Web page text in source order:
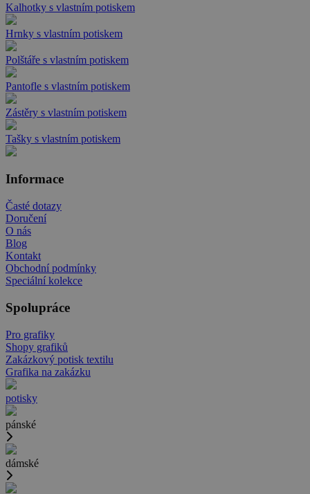
Kalhotky s vlastním potiskem
Hrnky s vlastním potiskem
Polštáře s vlastním potiskem
Pantofle s vlastním potiskem
Zástěry s vlastním potiskem
Tašky s vlastním potiskem
Informace
Časté dotazy
Doručení
O nás
Blog
Kontakt
Obchodní podmínky
Speciální kolekce
Spolupráce
Pro grafiky
Shopy grafiků
Zakázkový potisk textilu
Grafika na zakázku
potisky
pánské
dámské